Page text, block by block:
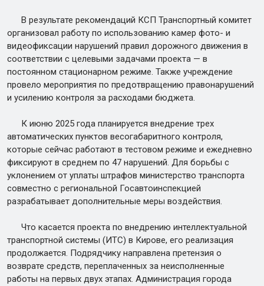
В результате рекомендаций КСП Транспортный комитет
организовал работу по использованию камер фото- и
видеофиксации нарушений правил дорожного движения в
соответствии с целевыми задачами проекта — в
постоянном стационарном режиме. Также учреждение
провело мероприятия по предотвращению правонарушений
и усилению контроля за расходами бюджета.
К июню 2025 года планируется внедрение трех
автоматических пунктов весогабаритного контроля,
которые сейчас работают в тестовом режиме и ежедневно
фиксируют в среднем по 47 нарушений. Для борьбы с
уклонением от уплаты штрафов министерство транспорта
совместно с региональной Госавтоинспекцией
разрабатывает дополнительные меры воздействия.
Что касается проекта по внедрению интеллектуальной
транспортной системы (ИТС) в Кирове, его реализация
продолжается. Подрядчику направлена претензия о
возврате средств, переплаченных за неисполненные
работы на первых двух этапах. Администрация города